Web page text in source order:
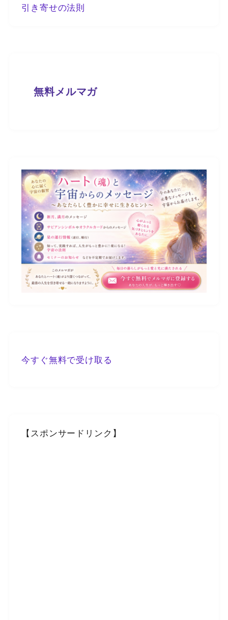
引き寄せの法則
無料メルマガ
今すぐ無料で受け取る
【スポンサードリンク】